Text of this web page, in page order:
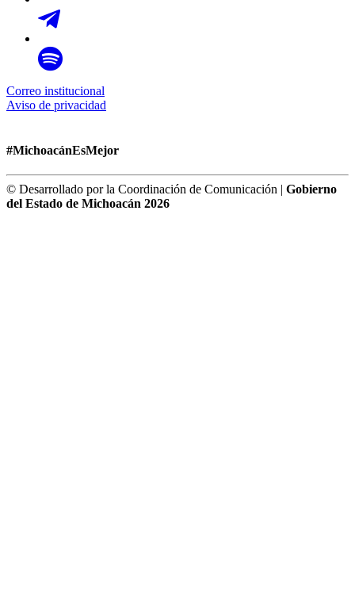
Correo institucional
Aviso de privacidad
#MichoacánEsMejor
© Desarrollado por la Coordinación de Comunicación | Gobierno
del Estado de Michoacán 2026